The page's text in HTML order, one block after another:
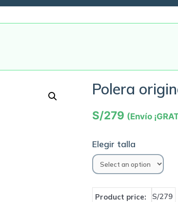
Polera
S/279 (Envío
Elegir talla
Product price: S/279